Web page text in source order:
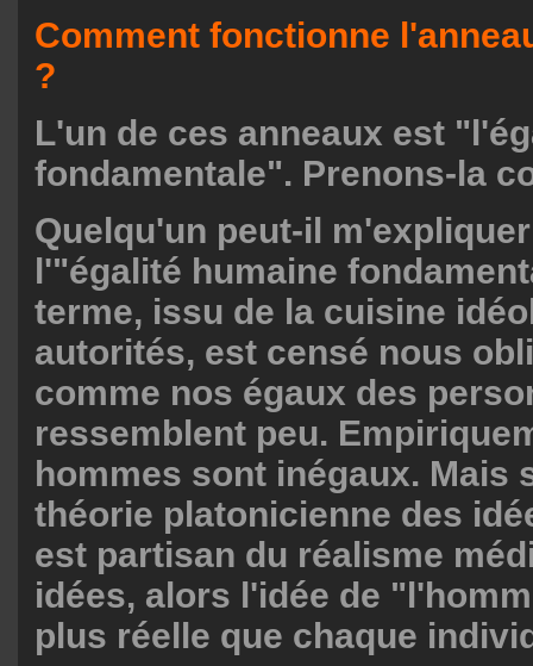
Comment fonctionne
?
L'un de ces anneaux est
fondamentale". Prenons-la
Quelqu'un peut-il
l'"égalité humaine
terme, issu de la cuisine
autorités, est censé nous
comme nos égaux des
ressemblent peu.
hommes sont inégaux. Mais
théorie platonicienne des
est partisan du réalisme
idées, alors l'idée de
plus réelle que chaque